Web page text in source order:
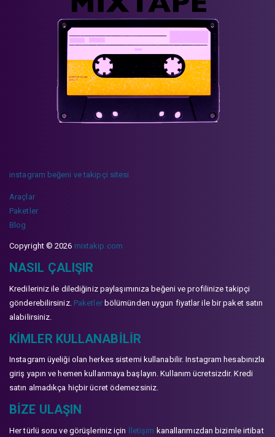
instagram beğeni ve takipçi sitesi
Araçlar
Paketler
Blog
Copyright © 2026 mixtakip.com
NASIL ÇALIŞIR
Kredileriniz ile dilediğiniz paylaşımınıza beğeni ve profilinize takipçi
gönderebilirsiniz. Paketlerbölümünden uygun fiyatlar ile bir paket satın
alabilirsiniz.
KIMLER KULLANABILIR
Instagram üyeliği olan herkes sistemi kullanabilir. Instagram hesabınızla
giriş yapın ve hemen kullanmaya başlayın. Kullanım ücretsizdir. Kredi
satın almadıkça hiçbir ücret ödemezsiniz.
BIZE ULAŞIN
Her türlü soru ve görüşleriniz için İletişim kanallarımızdan bizimle irtibat